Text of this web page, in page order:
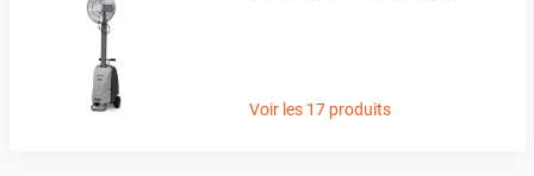
Voir les 17 produits